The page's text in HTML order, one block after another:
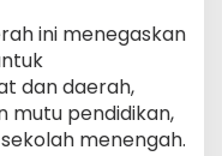
ini menegaskan
dan daerah,
mutu pendidikan,
menengah.